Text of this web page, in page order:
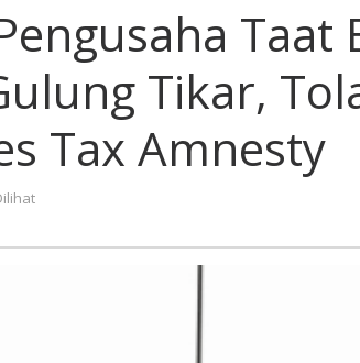
Bayar
Pajak
Tidak
Ingin
Gulung
Tikar,
Tolak
Taat
Tikar,
Tax Amnesty